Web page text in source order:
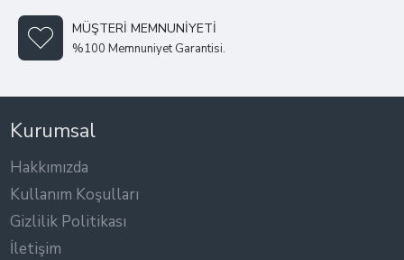
MÜŞTERI MEMNUNIYETI
%100 Memnuniyet Garantisi.
Kurumsal
Hakkımızda
Kullanım Koşulları
Gizlilik Politikası
İletişim